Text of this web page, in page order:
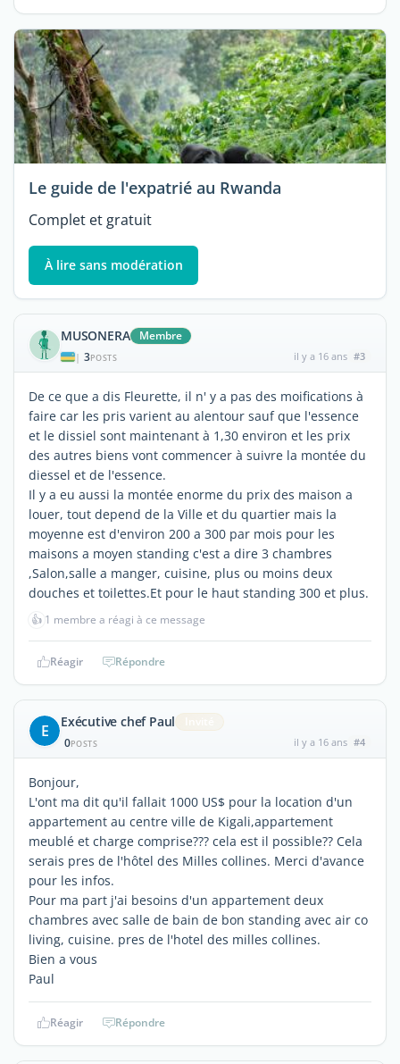
Le guide de l'expatrié au Rwanda
Complet et gratuit
À lire sans modération
MUSONERA Membre
| 3POSTS il y a 16 ans #3
De ce que a dis Fleurette, il n' y a pas des moifications à
faire car les pris varient au alentour sauf que l'essence
et le dissiel sont maintenant à 1,30 environ et les prix
des autres biens vont commencer à suivre la montée du
diessel et de l'essence.
Il y a eu aussi la montée enorme du prix des maison a
louer, tout depend de la Ville et du quartier mais la
moyenne est d'environ 200 a 300 par mois pour les
maisons a moyen standing c'est a dire 3 chambres
,Salon,salle a manger, cuisine, plus ou moins deux
douches et toilettes.Et pour le haut standing 300 et plus.
👍 1 membre a réagi à ce message
Réagir Répondre
E Exécutive chef Paul
0POSTS il y a 16 ans #4
Bonjour,
L'ont ma dit qu'il fallait 1000 US$ pour la location d'un
appartement au centre ville de Kigali,appartement
meublé et charge comprise??? cela est il possible?? Cela
serais pres de l'hôtel des Milles collines. Merci d'avance
pour les infos.
Pour ma part j'ai besoins d'un appartement deux
chambres avec salle de bain de bon standing avec air co
living, cuisine. pres de l'hotel des milles collines.
Bien a vous
Paul
Réagir Répondre